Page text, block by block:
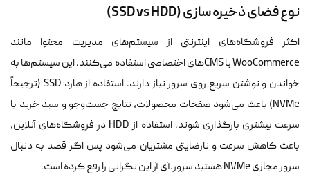
نوع فضای ذخیره‌ سازی (SSD vs HDD)
اکثر فروشگاه‌های اینترنتی از سیستم‌های مدیریت محتوا مانند
WooCommerce یا CMS‌های اختصاصی استفاده می‌کنند. این سیستم‌ها به
خواندن و نوشتن سریع روی سرور نیاز دارند. استفاده از هارد SSD (ترجیحاً
NVMe) باعث می‌شود صفحات محصولات، نتایج جست‌وجو و سبد خرید با
سرعت بیشتری بارگذاری شوند. استفاده از HDD در فروشگاه‌های آنلاین،
باعث کاهش سرعت و نارضایتی مشتریان می‌شود پس اگر قصد به دنبال
سرور مجازی NVMe هستید سرور.آی آر این نگرانی را رفع کرده است.